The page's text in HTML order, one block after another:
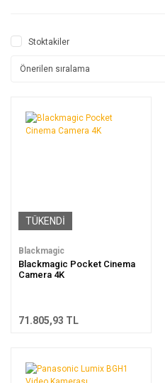
Stoktakiler
TÜKENDİ
Blackmagic
Blackmagic Pocket Cinema
Camera 4K
71.805,93 TL